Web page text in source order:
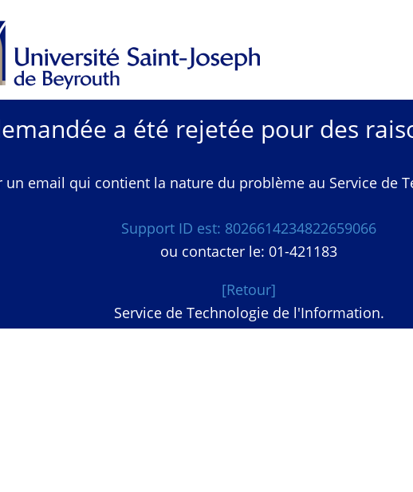
a été rejetée pour des
un email qui contient la nature du problème au Service de
Support ID est: 8026614234822659066
ou contacter le: 01-421183
[Retour]
Service de Technologie de l'Information.